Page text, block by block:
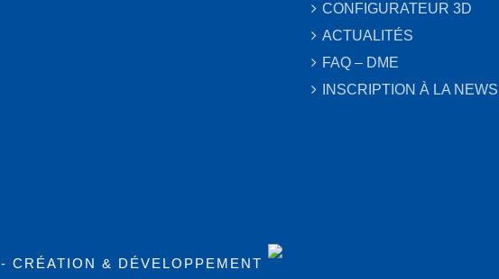
CONFIGURATEUR 3D
ACTUALITÉS
FAQ – DME
INSCRIPTION À LA
- CRÉATION & DÉVELOPPEMENT